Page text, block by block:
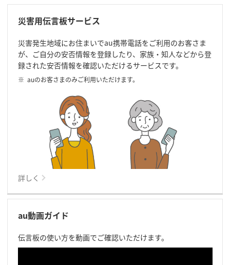
災害用伝言板サービス
災害発生地域にお住まいでau携帯電話をご利用のお客さま
が、ご自分の安否情報を登録したり、家族・知人などから登
録された安否情報を確認いただけるサービスです。
auのお客さまのみご利用いただけます。
詳しく
au動画ガイド
伝言板の使い方を動画でご確認いただけます。